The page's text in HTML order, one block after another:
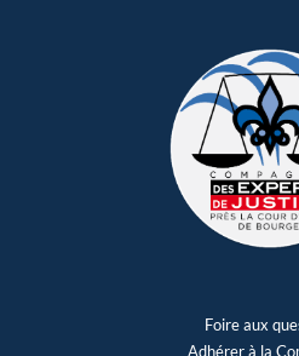
Foire aux
Adhérer à la